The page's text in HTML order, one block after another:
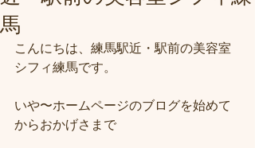
馬
こんにちは、練馬駅近・駅前の美容室
シフィ練馬です。
いや〜ホームページのブログを始めて
からおかげさまで